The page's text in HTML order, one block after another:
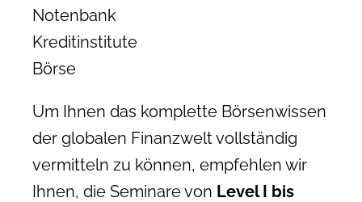
Notenbank
Kreditinstitute
Börse
Um Ihnen das komplette Börsenwissen
der globalen Finanzwelt vollständig
vermitteln zu können, empfehlen wir
Ihnen, die Seminare von Level I bis